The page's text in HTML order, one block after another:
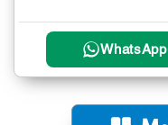
WhatsApp